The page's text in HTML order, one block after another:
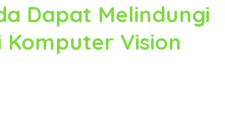
Dapat Melindungi
Vision